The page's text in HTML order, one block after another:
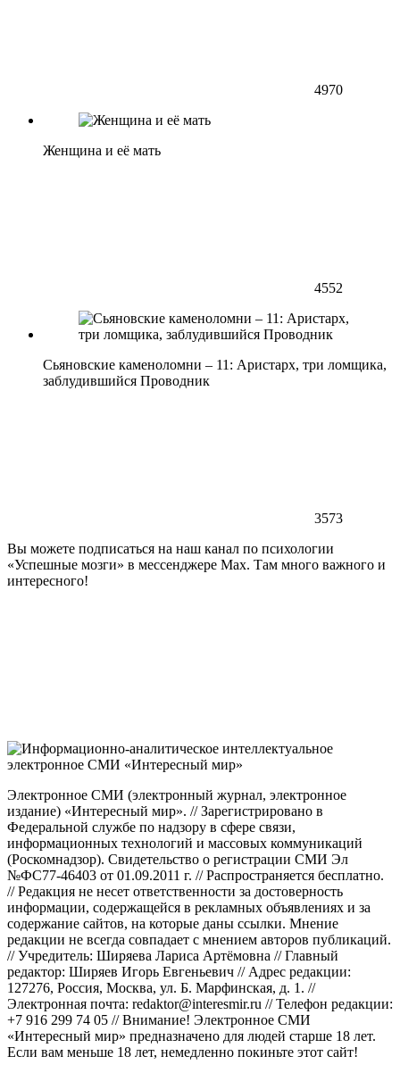
4970
Женщина и её мать
4552
Сьяновские каменоломни – 11: Аристарх, три ломщика,
заблудившийся Проводник
3573
Вы можете подписаться на наш канал по психологии
«Успешные мозги» в мессенджере Max. Там много важного и
интересного!
Электронное СМИ (электронный журнал, электронное
издание) «Интересный мир». // Зарегистрировано в
Федеральной службе по надзору в сфере связи,
информационных технологий и массовых коммуникаций
(Роскомнадзор). Свидетельство о регистрации СМИ Эл
№ФС77-46403 от 01.09.2011 г. // Распространяется бесплатно.
// Редакция не несет ответственности за достоверность
информации, содержащейся в рекламных объявлениях и за
содержание сайтов, на которые даны ссылки. Мнение
редакции не всегда совпадает с мнением авторов публикаций.
// Учредитель: Ширяева Лариса Артёмовна // Главный
редактор: Ширяев Игорь Евгеньевич // Адрес редакции:
127276, Россия, Москва, ул. Б. Марфинская, д. 1. //
Электронная почта: redaktor@interesmir.ru // Телефон редакции:
+7 916 299 74 05 // Внимание! Электронное СМИ
«Интересный мир» предназначено для людей старше 18 лет.
Если вам меньше 18 лет, немедленно покиньте этот сайт!